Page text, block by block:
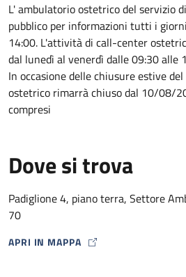
L' ambulatorio ostetrico del servizio
pubblico per informazioni tutti i
14:00. L'attività di call-center
dal lunedì al venerdì dalle 09:30 alle
In occasione delle chiusure estive
ostetrico rimarrà chiuso dal 10/08/
compresi
Dove si trova
Padiglione 4, piano terra, Settore
70
APRI IN MAPPA
MAP ICON